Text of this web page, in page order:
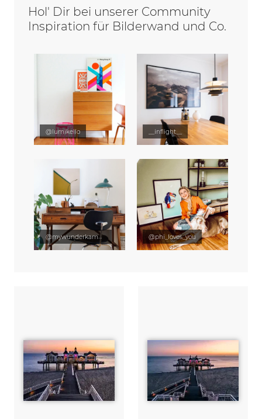
Hol' Dir bei unserer Community
Inspiration für Bilderwand und Co.
@lumikello __inflight__
@mywunderkammer @phi_loves_you